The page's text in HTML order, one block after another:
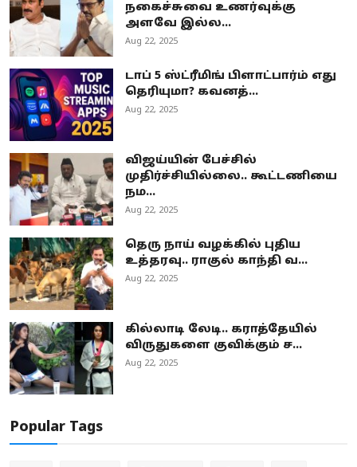
நகைச்சுவை உணர்வுக்கு
அளவே இல்ல...
Aug 22, 2025
டாப் 5 ஸ்ட்ரீமிங் பிளாட்பார்ம் எது
தெரியுமா? கவனத்...
Aug 22, 2025
விஜய்யின் பேச்சில்
முதிர்ச்சியில்லை.. கூட்டணியை
நம...
Aug 22, 2025
தெரு நாய் வழக்கில் புதிய
உத்தரவு.. ராகுல் காந்தி வ...
Aug 22, 2025
கில்லாடி லேடி.. கராத்தேயில்
விருதுகளை குவிக்கும் ச...
Aug 22, 2025
Popular Tags